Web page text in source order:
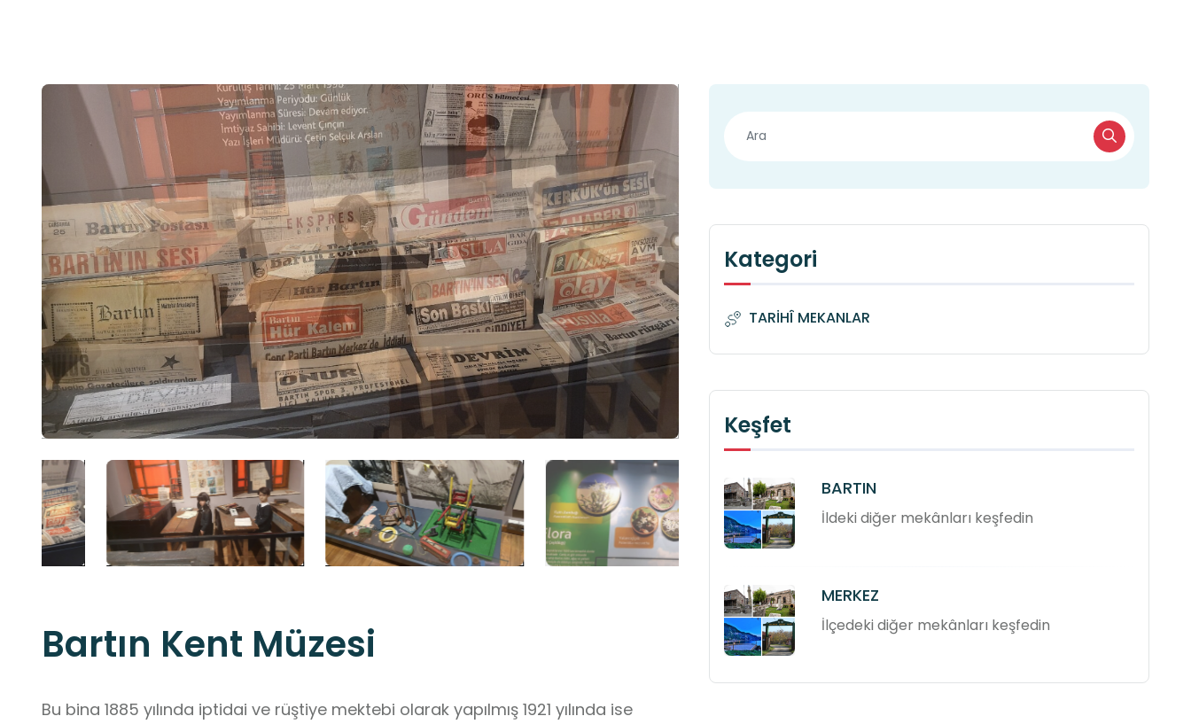
Bartın Kent Müzesi
Bu bina 1885 yılında iptidai ve rüştiye mektebi olarak yapılmış 1921 yılında ise
Kategori
TARİHÎ MEKANLAR
Keşfet
BARTIN
İldeki diğer mekânları keşfedin
MERKEZ
İlçedeki diğer mekânları keşfedin